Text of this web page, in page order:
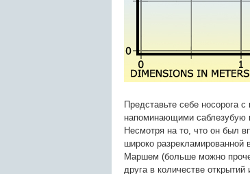
Представьте себе носорога
напоминающими саблезубую
Несмотря на то, что он был
широко
Маршем (больше можно
друга в количестве